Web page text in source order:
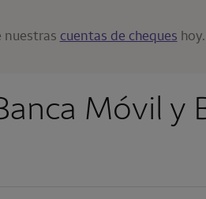
nuestras cuentas de cheques hoy.
Móvil y